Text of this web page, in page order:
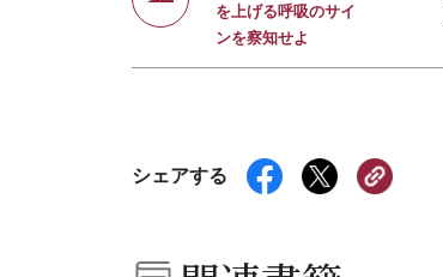
を上げる呼吸のサイ
ンを察知せよ
シェアする